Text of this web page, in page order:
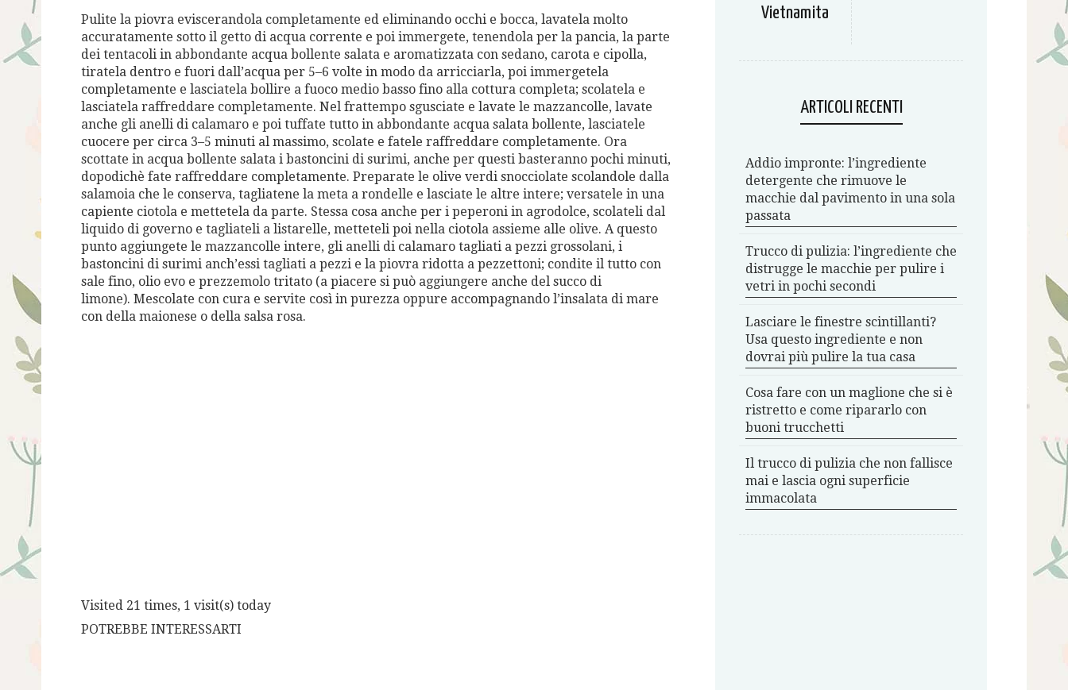
Pulite la piovra eviscerandola completamente ed eliminando occhi e bocca, lavatela molto
accuratamente sotto il getto di acqua corrente e poi immergete, tenendola per la pancia, la parte
dei tentacoli in abbondante acqua bollente salata e aromatizzata con sedano, carota e cipolla,
tiratela dentro e fuori dall’acqua per 5–6 volte in modo da arricciarla, poi immergetela
completamente e lasciatela bollire a fuoco medio basso fino alla cottura completa; scolatela e
lasciatela raffreddare completamente. Nel frattempo sgusciate e lavate le mazzancolle, lavate
anche gli anelli di calamaro e poi tuffate tutto in abbondante acqua salata bollente, lasciatele
cuocere per circa 3–5 minuti al massimo, scolate e fatele raffreddare completamente. Ora
scottate in acqua bollente salata i bastoncini di surimi, anche per questi basteranno pochi minuti,
dopodichè fate raffreddare completamente. Preparate le olive verdi snocciolate scolandole dalla
salamoia che le conserva, tagliatene la meta a rondelle e lasciate le altre intere; versatele in una
capiente ciotola e mettetela da parte. Stessa cosa anche per i peperoni in agrodolce, scolateli dal
liquido di governo e tagliateli a listarelle, metteteli poi nella ciotola assieme alle olive. A questo
punto aggiungete le mazzancolle intere, gli anelli di calamaro tagliati a pezzi grossolani, i
bastoncini di surimi anch’essi tagliati a pezzi e la piovra ridotta a pezzettoni; condite il tutto con
sale fino, olio evo e prezzemolo tritato (a piacere si può aggiungere anche del succo di
limone). Mescolate con cura e servite così in purezza oppure accompagnando l’insalata di mare
con della maionese o della salsa rosa.
Visited 21 times, 1 visit(s) today
POTREBBE INTERESSARTI
Vietnamita
ARTICOLI RECENTI
Addio impronte: l’ingrediente
detergente che rimuove le
macchie dal pavimento in una sola
passata
Trucco di pulizia: l’ingrediente che
distrugge le macchie per pulire i
vetri in pochi secondi
Lasciare le finestre scintillanti?
Usa questo ingrediente e non
dovrai più pulire la tua casa
Cosa fare con un maglione che si è
ristretto e come ripararlo con
buoni trucchetti
Il trucco di pulizia che non fallisce
mai e lascia ogni superficie
immacolata